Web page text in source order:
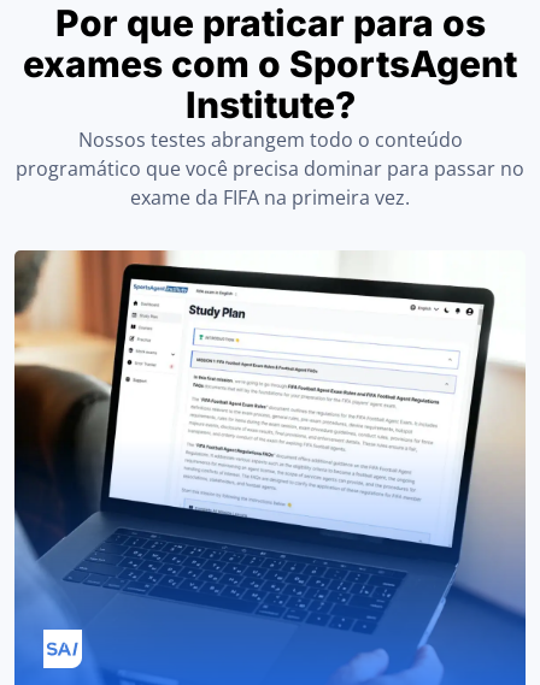
Por que praticar para os
exames com o SportsAgent
Institute?
Nossos testes abrangem todo o conteúdo
programático que você precisa dominar para passar no
exame da FIFA na primeira vez.